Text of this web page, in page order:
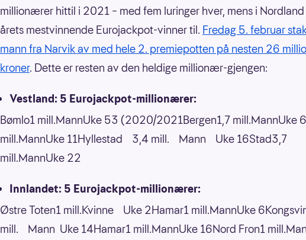
millionærer hittil i 2021 – med fem luringer hver, mens i
årets mestvinnende Eurojackpot-vinner til. Fredag 5. februar
mann fra Narvik av med hele 2. premiepotten på nesten 26
kroner. Dette er resten av den heldige millionær-gjengen:
Vestland: 5 Eurojackpot-millionærer:
Bømlo1 mill.MannUke 53 (2020/2021Bergen1,7 mill.MannUke
mill.MannUke 11Hyllestad 3,4 mill. Mann Uke 16Stad3,7
mill.MannUke 22
Innlandet: 5 Eurojackpot-millionærer:
Østre Toten1 mill.Kvinne Uke 2Hamar1 mill.MannUke
mill. Mann Uke 14Hamar1 mill.MannUke 16Nord Fron1